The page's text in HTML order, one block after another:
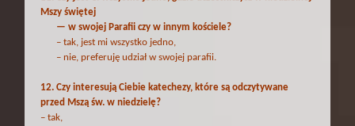
Mszy świętej
— w swojej Parafii czy w innym kościele?
– tak, jest mi wszystko jedno,
– nie, preferuję udział w swojej parafii.
12. Czy interesują Ciebie katechezy, które są odczytywane
przed Mszą św. w niedzielę?
– tak,